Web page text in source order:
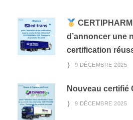
d’annoncer une
certification
9 DÉCEMBRE 2025
Nouveau certifié
9 DÉCEMBRE 2025